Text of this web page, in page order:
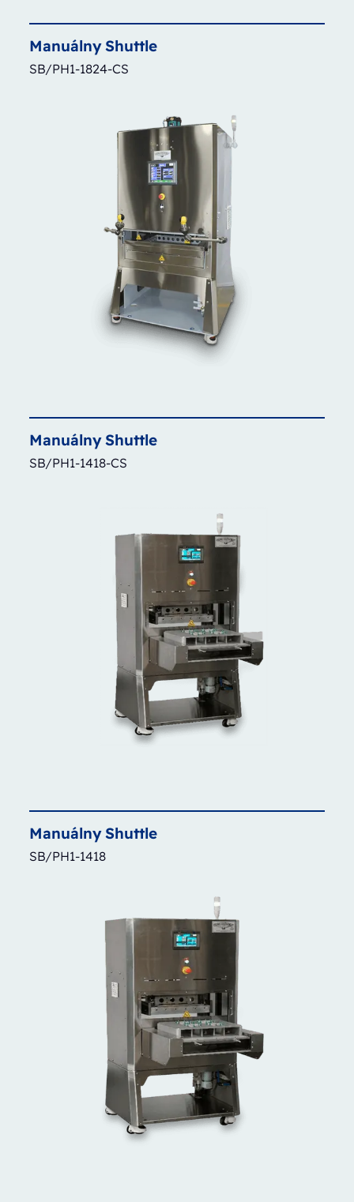
ManuálnyShuttle
SB/PH1-1824-CS
ManuálnyShuttle
SB/PH1-1418-CS
ManuálnyShuttle
SB/PH1-1418